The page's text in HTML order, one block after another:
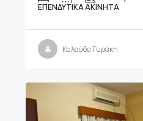
ΕΠΕΝΔΥΤΙΚΆ ΑΚΊΝΗΤΑ
Καλούδα Γυράκη